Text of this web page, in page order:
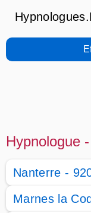
Hypnologue
Nanterre -
Marnes la